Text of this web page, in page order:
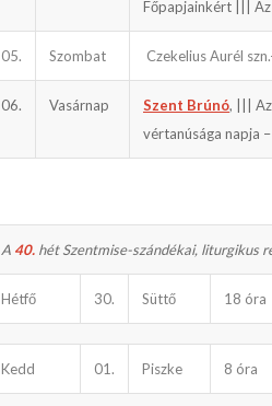
Főpapjainkért |||
05. Szombat Czekelius Aurél
06. Vasárnap Szent Brúnó, |||
vértanúsága napja
A 40. hét Szentmise-szándékai, liturgikus
Hétfő 30. Süttő 18 óra
Kedd 01. Piszke 8 óra